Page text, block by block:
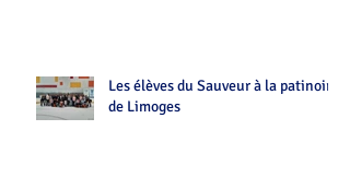
Les élèves du Sauveur à la patinoire
de Limoges